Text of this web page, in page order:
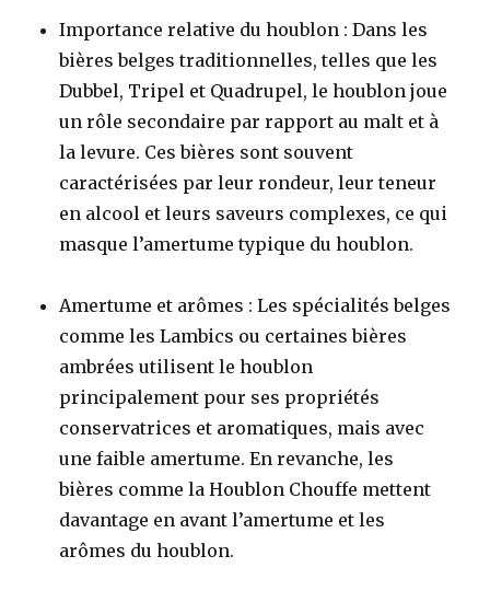
Importance relative du houblon : Dans les
bières belges traditionnelles, telles que les
Dubbel, Tripel et Quadrupel, le houblon joue
un rôle secondaire par rapport au malt et à
la levure. Ces bières sont souvent
caractérisées par leur rondeur, leur teneur
en alcool et leurs saveurs complexes, ce qui
masque l’amertume typique du houblon.
Amertume et arômes : Les spécialités belges
comme les Lambics ou certaines bières
ambrées utilisent le houblon
principalement pour ses propriétés
conservatrices et aromatiques, mais avec
une faible amertume. En revanche, les
bières comme la Houblon Chouffe mettent
davantage en avant l’amertume et les
arômes du houblon.